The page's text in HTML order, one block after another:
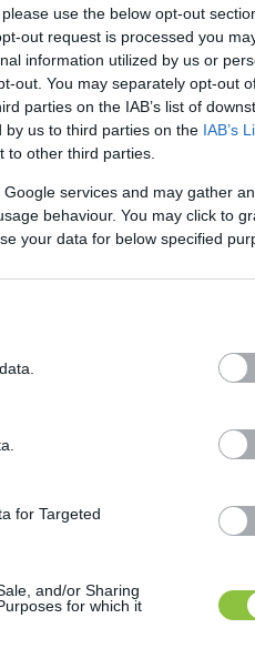
use the below opt-out
out request is processed you
information utilized by us or
out. You may separately opt-out
parties on the IAB’s list of
by us to third parties on the IAB’s
to other third parties.
services and may gather
behaviour. You may click to
your data for below specified
for Targeted
and/or Sharing
for which it